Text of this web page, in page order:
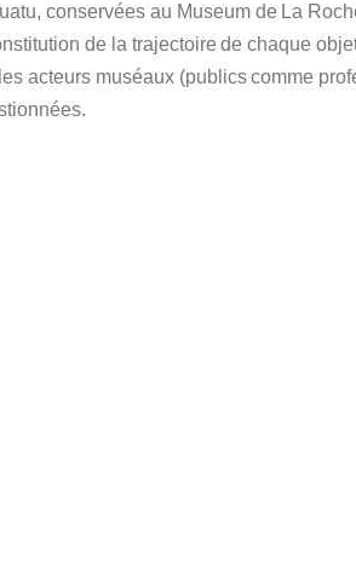
conservées au Museum de La
de la trajectoire de chaque
acteurs muséaux (publics comme